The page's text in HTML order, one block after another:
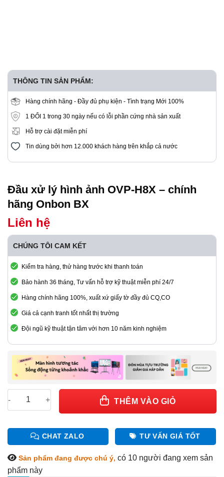
THÔNG TIN SẢN PHẨM:
Hàng chính hãng - Đầy đủ phụ kiện - Tình trạng Mới 100%
1 ĐỔI 1 trong 30 ngày nếu có lỗi phần cứng nhà sản xuất
Hỗ trợ cài đặt miễn phí
Tin dùng bởi hơn 12.000 khách hàng trên khắp cả nước
Đầu xử lý hình ảnh OVP-H8X – chính
hãng Onbon BX
Liên hệ
CHÚNG TÔI CAM KẾT
Kiểm tra hàng, thử hàng trước khi thanh toán
Bảo hành 36 tháng, Tư vấn hỗ trợ kỹ thuật miễn phí 24/7
Hàng chính hãng 100%, xuất xứ giấy tờ đầy đủ CQ,CO
Giá cả cạnh tranh tốt nhất thị trường
Đội ngũ kỹ thuật tận tâm với hơn 10 năm kinh nghiệm
Đầu xử lý hình ảnh OVP-H8X - chính hãng Onbon BX số lượng
THÊM VÀO GIỎ
CHAT ZALO TƯ VẤN GIÁ TỐT
Sản phẩm đang được chú ý, có 10 người đang xem sản
phẩm này